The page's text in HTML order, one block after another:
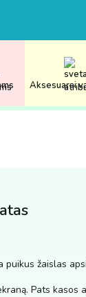
Aksesuarai
žaislas
Pats kasos